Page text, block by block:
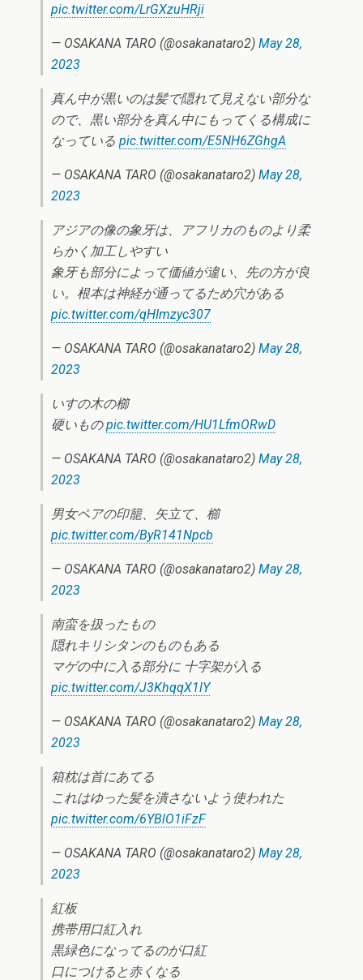
pic.twitter.com/LrGXzuHRji
— OSAKANA TARO (@osakanataro2) May 28,
2023
真ん中が黒いのは髪で隠れて見えない部分な
ので、黒い部分を真ん中にもってくる構成に
なっている pic.twitter.com/E5NH6ZGhgA
— OSAKANA TARO (@osakanataro2) May 28,
2023
アジアの像の象牙は、アフリカのものより柔
らかく加工しやすい
象牙も部分によって価値が違い、先の方が良
い。根本は神経が通ってるため穴がある
pic.twitter.com/qHImzyc307
— OSAKANA TARO (@osakanataro2) May 28,
2023
いすの木の櫛
硬いものpic.twitter.com/HU1LfmORwD
— OSAKANA TARO (@osakanataro2) May 28,
2023
男女ペアの印籠、矢立て、櫛
pic.twitter.com/ByR141Npcb
— OSAKANA TARO (@osakanataro2) May 28,
2023
南蛮を扱ったもの
隠れキリシタンのものもある
マゲの中に入る部分に 十字架が入る
pic.twitter.com/J3KhqqX1lY
— OSAKANA TARO (@osakanataro2) May 28,
2023
箱枕は首にあてる
これはゆった髪を潰さないよう使われた
pic.twitter.com/6YBlO1iFzF
— OSAKANA TARO (@osakanataro2) May 28,
2023
紅板
携帯用口紅入れ
黒緑色になってるのが口紅
口につけると赤くなる